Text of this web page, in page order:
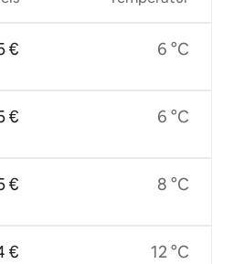
€
€
€
€
6 °C
6 °C
8 °C
12 °C